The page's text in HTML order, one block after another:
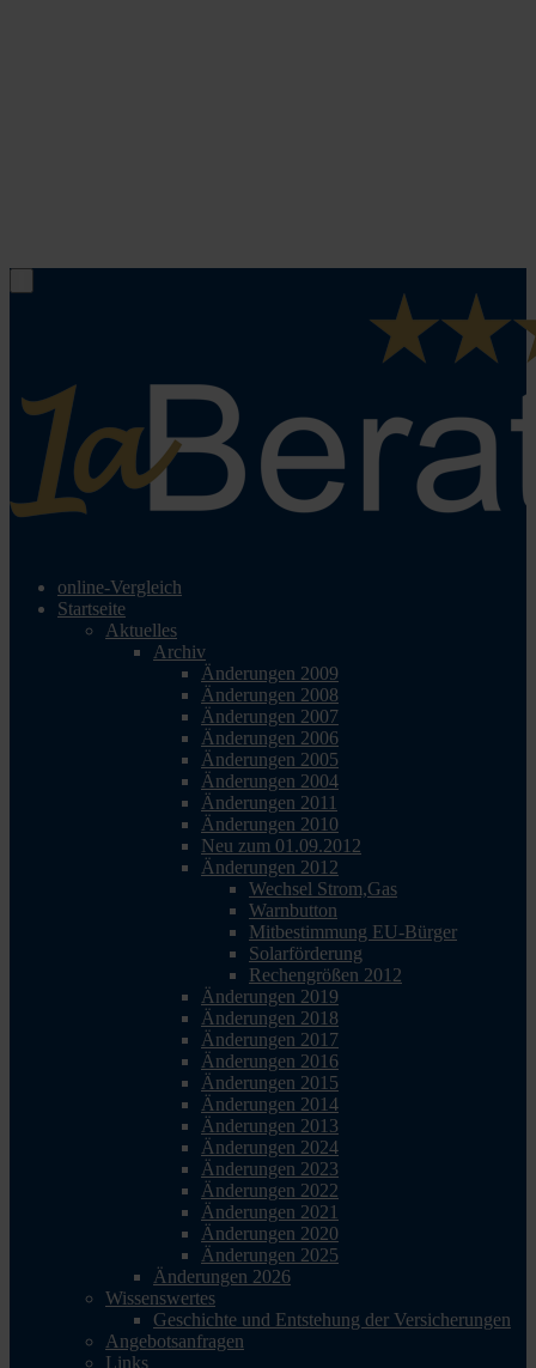
online-Vergleich
Startseite
Aktuelles
Archiv
Änderungen 2009
Änderungen 2008
Änderungen 2007
Änderungen 2006
Änderungen 2005
Änderungen 2004
Änderungen 2011
Änderungen 2010
Neu zum 01.09.2012
Änderungen 2012
Wechsel Strom,Gas
Warnbutton
Mitbestimmung EU-Bürger
Solarförderung
Rechengrößen 2012
Änderungen 2019
Änderungen 2018
Änderungen 2017
Änderungen 2016
Änderungen 2015
Änderungen 2014
Änderungen 2013
Änderungen 2024
Änderungen 2023
Änderungen 2022
Änderungen 2021
Änderungen 2020
Änderungen 2025
Änderungen 2026
Wissenswertes
Geschichte und Entstehung der Versicherungen
Angebotsanfragen
Links